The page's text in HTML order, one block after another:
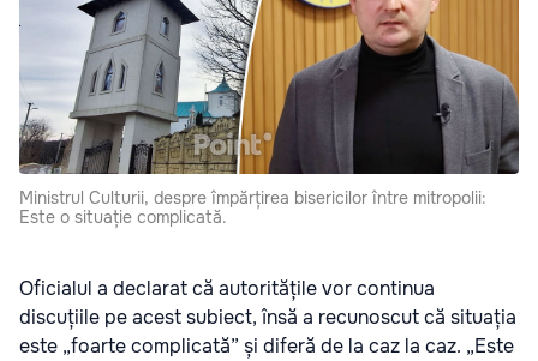
Ministrul Culturii, despre împărțirea bisericilor între mitropolii:
Este o situație complicată.
Oficialul a declarat că autoritățile vor continua
discuțiile pe acest subiect, însă a recunoscut că situația
este „foarte complicată” și diferă de la caz la caz. „Este